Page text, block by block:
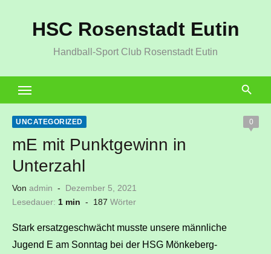
HSC Rosenstadt Eutin
Handball-Sport Club Rosenstadt Eutin
UNCATEGORIZED 0
mE mit Punktgewinn in
Unterzahl
Von admin
Veröffentlicht
am
Dezember 5, 2021
Lesedauer: 1 min - 187 Wörter
Stark ersatzgeschwächt musste unsere männliche
Jugend E am Sonntag bei der HSG Mönkeberg-